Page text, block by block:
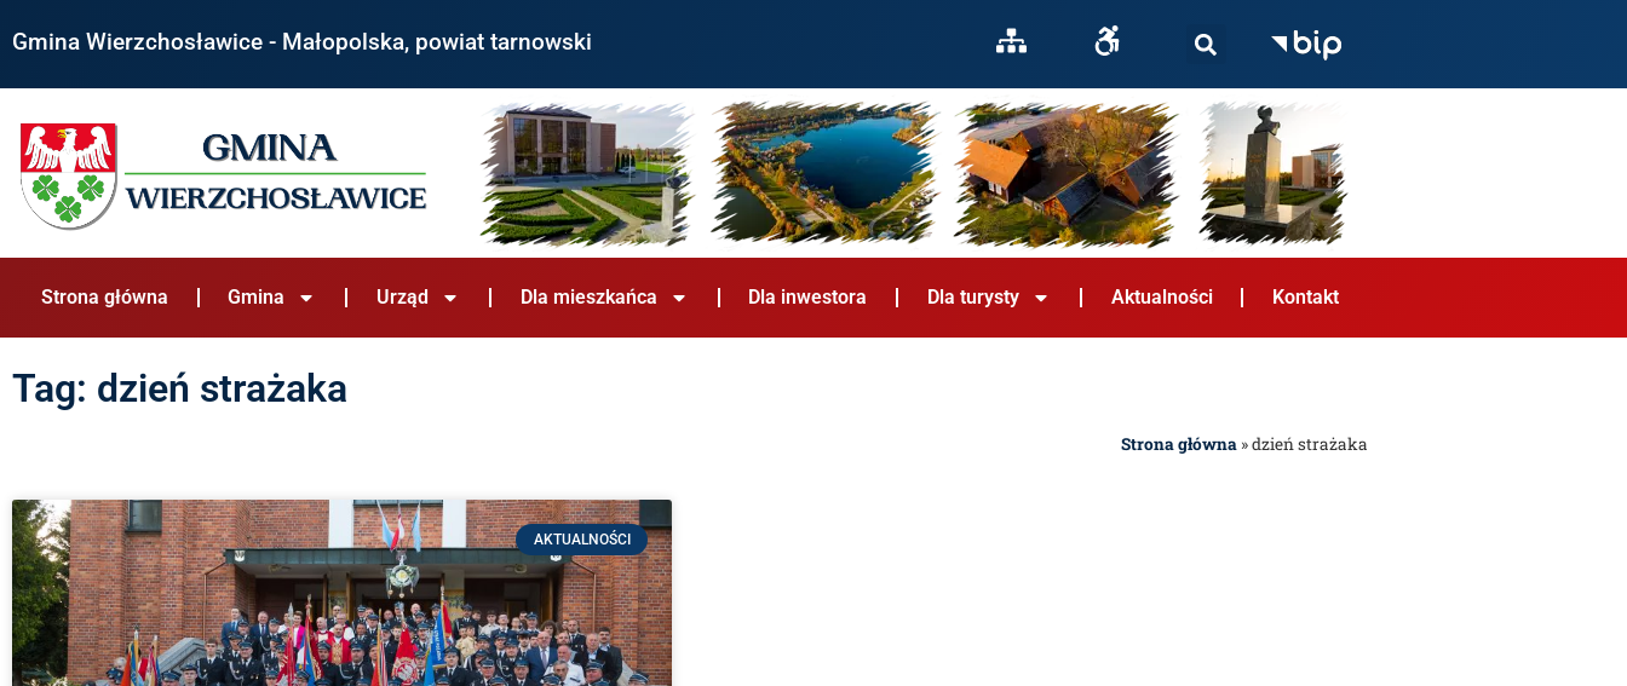
Gmina Wierzchosławice - Małopolska, powiat tarnowski
Strona główna Gmina Urząd Dla mieszkańca Dla inwestora Dla turysty Aktualności Kontakt
Tag: dzień strażaka
Strona główna »dzień strażaka
AKTUALNOŚCI